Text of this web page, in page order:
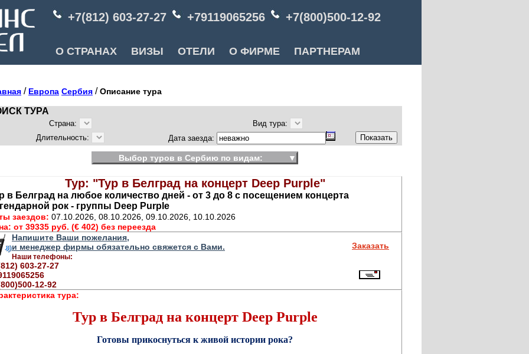
+7(812) 603-27-27 +79119065256 +7(800)500-12-92
О СТРАНАХ ВИЗЫ ОТЕЛИ О ФИРМЕ ПАРТНЕРАМ
/ Европа Сербия /Описание тура
ТУРА
Страна:
Вид тура:
Длительность:
Дата заезда:
Выбор туров в Сербию по видам: ▼
Тур: "Тур в Белград на концерт Deep Purple"
в Белград на любое количество дней - от 3 до 8 с посещением концерта
рок - группы Deep Purple
заездов: 07.10.2026, 08.10.2026, 09.10.2026, 10.10.2026
от 39335 руб. (€ 402) без переезда
Напишите Ваши пожелания,
и менеджер фирмы обязательно свяжется с Вами.
Наши телефоны:
603-27-27
12-92
Заказать
тура:
Тур в Белград на концерт Deep Purple
Готовы прикоснуться к живой истории рока?